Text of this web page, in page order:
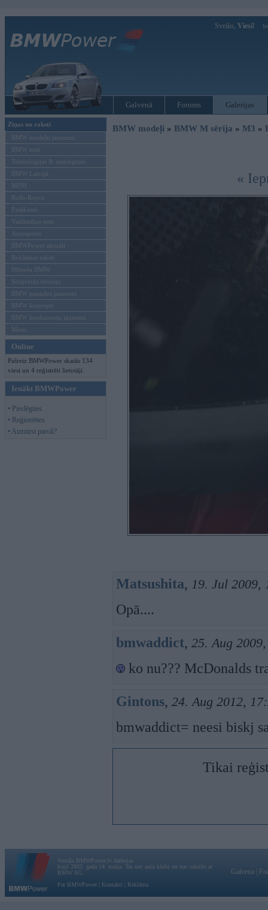
Sveiks, Viesi!
Galvenā Forums Galerijas
Ziņas un raksti
BMW modeļu jaunumi
BMW testi
Tehnoloģijas & sasniegumi
BMW Latvijā
MINI
Rolls-Royce
Pasākumi
Vadāmības tests
Autosports
BMWPower aktuāli
Reklāmas raksti
Mēneša BMW
Sērijveida tūnings
BMW pasaules jaunumi
BMW koncepti
BMW konkurentu jaunumi
Moto
Online
Pašreiz BMWPower skatās 134
viesi un 4 reģistrēti lietotāji.
Ienākt BMWPower
• Pieslēgties
• Reģistrēties
• Aizmirsi paroli?
BMW modeļi » BMW M sērija » M3 »
«
Matsushita, 19. Jul 2009,
Opā....
bmwaddict, 25. Aug
ko nu??? McDonalds
Gintons, 24. Aug 2012,
bmwaddict= neesi biskj
Tikai
Vortāls BMWPower.lv darbojas
kopš 2002. gada 14. maija. Tas nav auto klubs un nav saistīts ar
BMW AG.
Par BMWPower
Kontakti Reklāma
Galvena